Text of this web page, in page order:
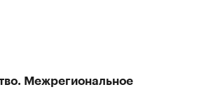
Межрегиональное